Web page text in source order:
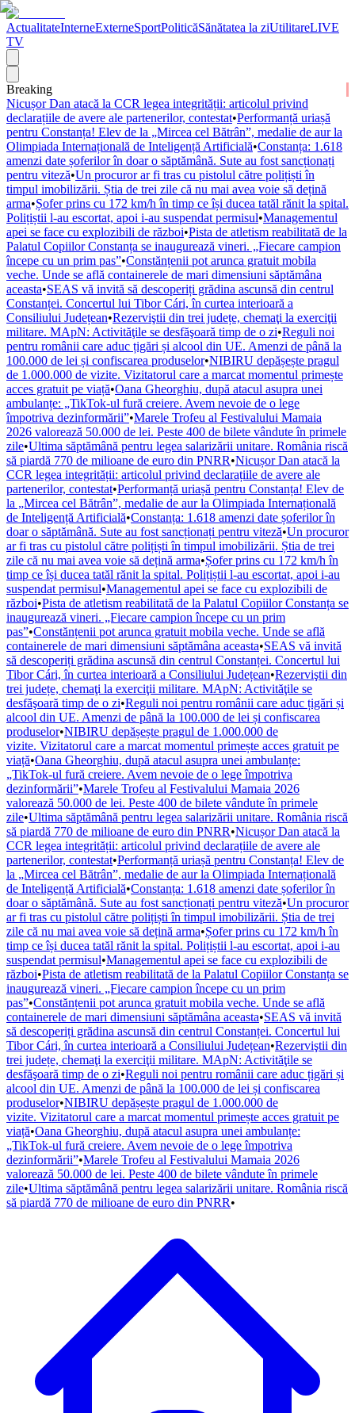
ActualitateInterneExterneSportPoliticăSănătatea la ziUtilitareLIVE
TV
Breaking
Nicușor Dan atacă la CCR legea integrității: articolul privind
declarațiile de avere ale partenerilor, contestat•Performanță uriașă
pentru Constanța! Elev de la „Mircea cel Bătrân”, medalie de aur la
Olimpiada Internațională de Inteligență Artificială•Constanța: 1.618
amenzi date șoferilor în doar o săptămână. Sute au fost sancționați
pentru viteză•Un procuror ar fi tras cu pistolul către polițiști în
timpul imobilizării. Știa de trei zile că nu mai avea voie să dețină
arma•Șofer prins cu 172 km/h în timp ce își ducea tatăl rănit la spital.
Polițiștii l-au escortat, apoi i-au suspendat permisul•Managementul
apei se face cu explozibili de război•Pista de atletism reabilitată de la
Palatul Copiilor Constanța se inaugurează vineri. „Fiecare campion
începe cu un prim pas”•Constănțenii pot arunca gratuit mobila
veche. Unde se află containerele de mari dimensiuni săptămâna
aceasta•SEAS vă invită să descoperiți grădina ascunsă din centrul
Constanței. Concertul lui Tibor Cári, în curtea interioară a
Consiliului Județean•Rezerviştii din trei județe, chemaţi la exerciţii
militare. MApN: Activităţile se desfăşoară timp de o zi•Reguli noi
pentru românii care aduc țigări și alcool din UE. Amenzi de până la
100.000 de lei și confiscarea produselor•NIBIRU depășește pragul
de 1.000.000 de vizite. Vizitatorul care a marcat momentul primește
acces gratuit pe viață•Oana Gheorghiu, după atacul asupra unei
ambulanțe: „TikTok-ul fură creiere. Avem nevoie de o lege
împotriva dezinformării”•Marele Trofeu al Festivalului Mamaia
2026 valorează 50.000 de lei. Peste 400 de bilete vândute în primele
zile•Ultima săptămână pentru legea salarizării unitare. România riscă
să piardă 770 de milioane de euro din PNRR•Nicușor Dan atacă la
CCR legea integrității: articolul privind declarațiile de avere ale
partenerilor, contestat•Performanță uriașă pentru Constanța! Elev de
la „Mircea cel Bătrân”, medalie de aur la Olimpiada Internațională
de Inteligență Artificială•Constanța: 1.618 amenzi date șoferilor în
doar o săptămână. Sute au fost sancționați pentru viteză•Un procuror
ar fi tras cu pistolul către polițiști în timpul imobilizării. Știa de trei
zile că nu mai avea voie să dețină arma•Șofer prins cu 172 km/h în
timp ce își ducea tatăl rănit la spital. Polițiștii l-au escortat, apoi i-au
suspendat permisul•Managementul apei se face cu explozibili de
război•Pista de atletism reabilitată de la Palatul Copiilor Constanța se
inaugurează vineri. „Fiecare campion începe cu un prim
pas”•Constănțenii pot arunca gratuit mobila veche. Unde se află
containerele de mari dimensiuni săptămâna aceasta•SEAS vă invită
să descoperiți grădina ascunsă din centrul Constanței. Concertul lui
Tibor Cári, în curtea interioară a Consiliului Județean•Rezerviştii din
trei județe, chemaţi la exerciţii militare. MApN: Activităţile se
desfăşoară timp de o zi•Reguli noi pentru românii care aduc țigări și
alcool din UE. Amenzi de până la 100.000 de lei și confiscarea
produselor•NIBIRU depășește pragul de 1.000.000 de
vizite. Vizitatorul care a marcat momentul primește acces gratuit pe
viață•Oana Gheorghiu, după atacul asupra unei ambulanțe:
„TikTok-ul fură creiere. Avem nevoie de o lege împotriva
dezinformării”•Marele Trofeu al Festivalului Mamaia 2026
valorează 50.000 de lei. Peste 400 de bilete vândute în primele
zile•Ultima săptămână pentru legea salarizării unitare. România riscă
să piardă 770 de milioane de euro din PNRR•Nicușor Dan atacă la
CCR legea integrității: articolul privind declarațiile de avere ale
partenerilor, contestat•Performanță uriașă pentru Constanța! Elev de
la „Mircea cel Bătrân”, medalie de aur la Olimpiada Internațională
de Inteligență Artificială•Constanța: 1.618 amenzi date șoferilor în
doar o săptămână. Sute au fost sancționați pentru viteză•Un procuror
ar fi tras cu pistolul către polițiști în timpul imobilizării. Știa de trei
zile că nu mai avea voie să dețină arma•Șofer prins cu 172 km/h în
timp ce își ducea tatăl rănit la spital. Polițiștii l-au escortat, apoi i-au
suspendat permisul•Managementul apei se face cu explozibili de
război•Pista de atletism reabilitată de la Palatul Copiilor Constanța se
inaugurează vineri. „Fiecare campion începe cu un prim
pas”•Constănțenii pot arunca gratuit mobila veche. Unde se află
containerele de mari dimensiuni săptămâna aceasta•SEAS vă invită
să descoperiți grădina ascunsă din centrul Constanței. Concertul lui
Tibor Cári, în curtea interioară a Consiliului Județean•Rezerviştii din
trei județe, chemaţi la exerciţii militare. MApN: Activităţile se
desfăşoară timp de o zi•Reguli noi pentru românii care aduc țigări și
alcool din UE. Amenzi de până la 100.000 de lei și confiscarea
produselor•NIBIRU depășește pragul de 1.000.000 de
vizite. Vizitatorul care a marcat momentul primește acces gratuit pe
viață•Oana Gheorghiu, după atacul asupra unei ambulanțe:
„TikTok-ul fură creiere. Avem nevoie de o lege împotriva
dezinformării”•Marele Trofeu al Festivalului Mamaia 2026
valorează 50.000 de lei. Peste 400 de bilete vândute în primele
zile•Ultima săptămână pentru legea salarizării unitare. România riscă
să piardă 770 de milioane de euro din PNRR•